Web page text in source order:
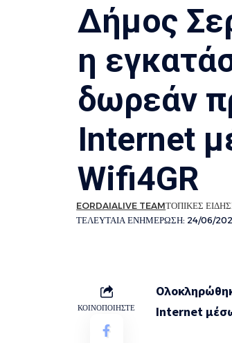
Δήμος
η
δωρεάν
Internet
Wifi4GR
ΤΕΛΕΥΤΑΙΑ ΕΝΗΜΕΡΩΣΗ: 24/06/
EORDAIALIVE TEAMΤΟΠΙΚΕΣ
ΚΟΙΝΟΠΟΙΗΣΤΕ
Internet